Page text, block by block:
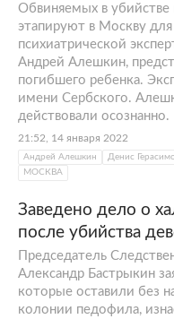
Обвиняемых в убийстве
этапируют в Москву
психиатрической
Андрей Алешкин,
погибшего ребенка.
имени Сербского.
действовали осознанно.
21:52, 14 января 2022
Андрей Алешкин Денис
МОСКВА
Заведено дело о
после убийства
Председатель
Александр Бастрыкин
которые оставили без
колонии педофила,